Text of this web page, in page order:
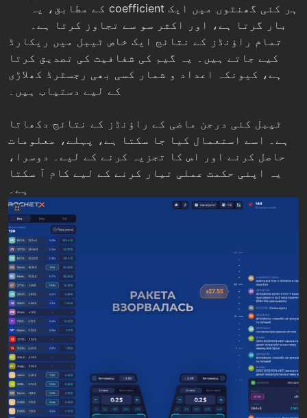
کے مطابق، یہ coefficient ہر کئی گھنٹوں میں ایک
بار گرتا ہے، اور اکثر سو سے تجاوز کرتا ہے۔
تمام راؤنڈز کے نتائج ایک خاص ٹیبل میں ریکارڈ
کیے جاتے ہیں۔ یہ گیم کی شفافیت کی تصدیق کرتا
ہے، کیونکہ اعداد و شمار کسی بھی رجسٹرڈ کھلاڑی
کے لیے دستیاب ہیں۔
ٹیبل کئی درجن ماضی کے راؤنڈز کے نتائج دکھاتا
ہے۔ اسے استعمال کیا جا سکتا ہے، پہلے، معلومات
حاصل کرنے اور اس کا تجزیہ کرنے کے لیے۔ دوسرا،
یہ اپنی حکمت عملی تیار کرنے کے لیے کام آ سکتا
ہے۔